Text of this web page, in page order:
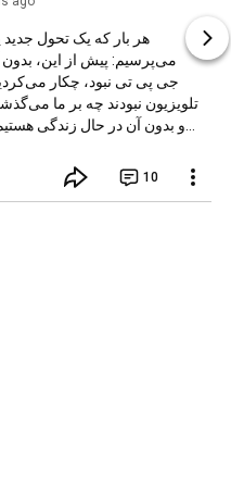
هر بار که یک تحول
می‌پرسیم: پیش از این،
جی پی تی نبود، چکار
و بدون آن در حال زندگی
10